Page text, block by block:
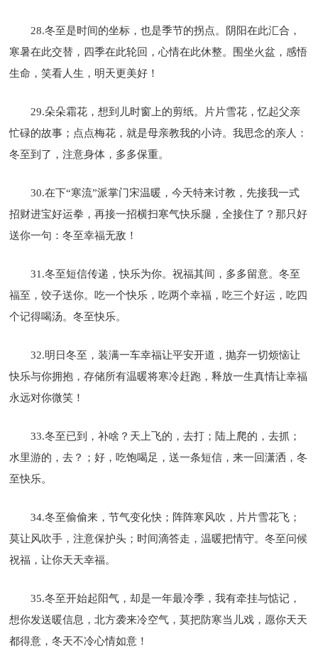
28.冬至是时间的坐标，也是季节的拐点。阴阳在此汇合，
寒暑在此交替，四季在此轮回，心情在此休整。围坐火盆，感悟
生命，笑看人生，明天更美好！
29.朵朵霜花，想到儿时窗上的剪纸。片片雪花，忆起父亲
忙碌的故事；点点梅花，就是母亲教我的小诗。我思念的亲人：
冬至到了，注意身体，多多保重。
30.在下“寒流”派掌门宋温暖，今天特来讨教，先接我一式
招财进宝好运拳，再接一招横扫寒气快乐腿，全接住了？那只好
送你一句：冬至幸福无敌！
31.冬至短信传递，快乐为你。祝福其间，多多留意。冬至
福至，饺子送你。吃一个快乐，吃两个幸福，吃三个好运，吃四
个记得喝汤。冬至快乐。
32.明日冬至，装满一车幸福让平安开道，抛弃一切烦恼让
快乐与你拥抱，存储所有温暖将寒冷赶跑，释放一生真情让幸福
永远对你微笑！
33.冬至已到，补啥？天上飞的，去打；陆上爬的，去抓；
水里游的，去？；好，吃饱喝足，送一条短信，来一回潇洒，冬
至快乐。
34.冬至偷偷来，节气变化快；阵阵寒风吹，片片雪花飞；
莫让风吹手，注意保护头；时间滴答走，温暖把情守。冬至问候
祝福，让你天天幸福。
35.冬至开始起阳气，却是一年最冷季，我有牵挂与惦记，
想你发送暖信息，北方袭来冷空气，莫把防寒当儿戏，愿你天天
都得意，冬天不冷心情如意！